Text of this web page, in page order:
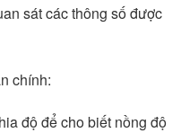
sát các thông số được
chính:
độ để cho biết nồng độ